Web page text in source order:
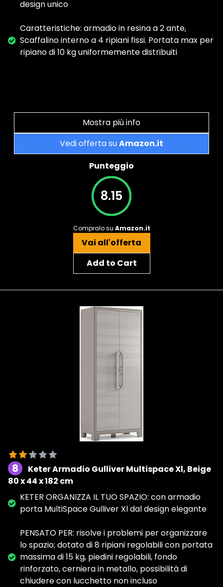
design unico
Caratteristiche: armadio in resina a 2 ante,
Scaffalino interno a 4 ripiani fissi. Portata max per
ripiano di 10 kg uniformemente distribuiti
Mostra più info
Vedi offerta suAmazon.it
Punteggio
8.15
Compralo su Amazon.it
Vai all'offerta
Add to Cart
8
Keter Armadio Gulliver Multispace Xl, Beige
80 x 44 x 182 cm
KETER ORGANIZZA IL TUO SPAZIO: con armadio
porta MultiSpace Gulliver Xl dal design elegante
PENSATO PER: risolve i problemi per organizzare
lo spazio; dotato di 8 ripiani regolabili con portata
massima di 15 kg, piedini regolabili, fondo
rinforzato, cerniera in metallo, possibilità di
chiudere con lucchetto non incluso